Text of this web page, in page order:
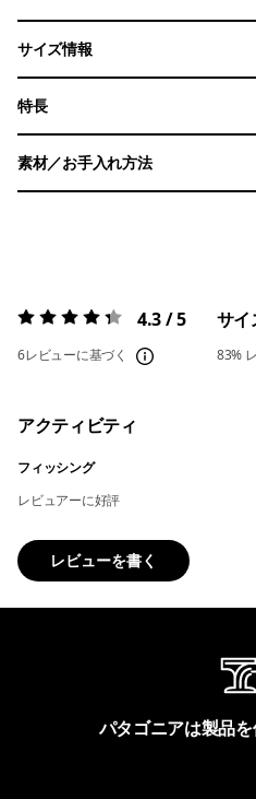
サイズ情報
特長
素材／お手入れ方法
評価:4.3 / 5 4.3 / 5
6レビューに基づく
サイ
83%
アクティビティ
フィッシング
レビュアーに好評
レビューを書く
パタゴニアは製品を